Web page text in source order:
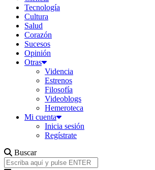
Tecnología
Cultura
Salud
Corazón
Sucesos
Opinión
Otras
Videncia
Estrenos
Filosofía
Videoblogs
Hemeroteca
Mi cuenta
Inicia sesión
Regístrate
Buscar